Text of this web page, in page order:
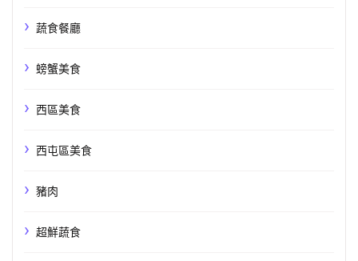
蔬食餐廳
螃蟹美食
西區美食
西屯區美食
豬肉
超鮮蔬食